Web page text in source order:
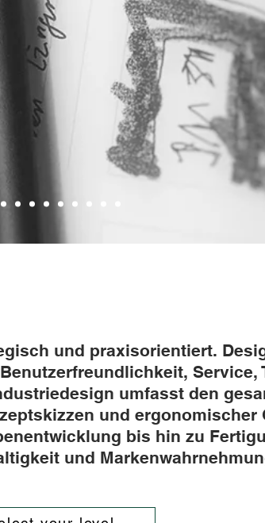
und praxisorientiert.
Service,
umfasst den
und ergonomischer
bis hin zu
und